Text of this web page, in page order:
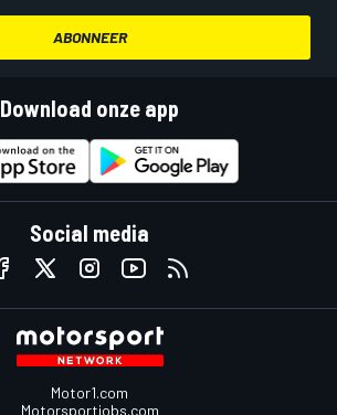
ABONNEER
Download onze app
Social media
Motor1.com
Motorsportjobs.com